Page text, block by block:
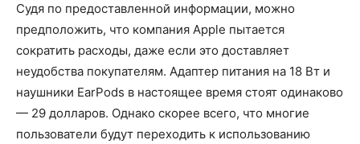
Судя по предоставленной информации, можно
предположить, что компания Apple пытается
сократить расходы, даже если это доставляет
неудобства покупателям. Адаптер питания на 18 Вт и
наушники EarPods в настоящее время стоят одинаково
— 29 долларов. Однако скорее всего, что многие
пользователи будут переходить к использованию